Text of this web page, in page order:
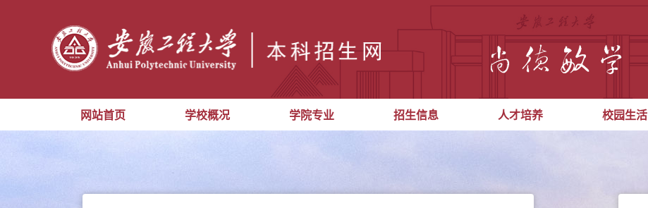
网站首页 学校概况 学院专业 招生信息 人才培养 校园生活